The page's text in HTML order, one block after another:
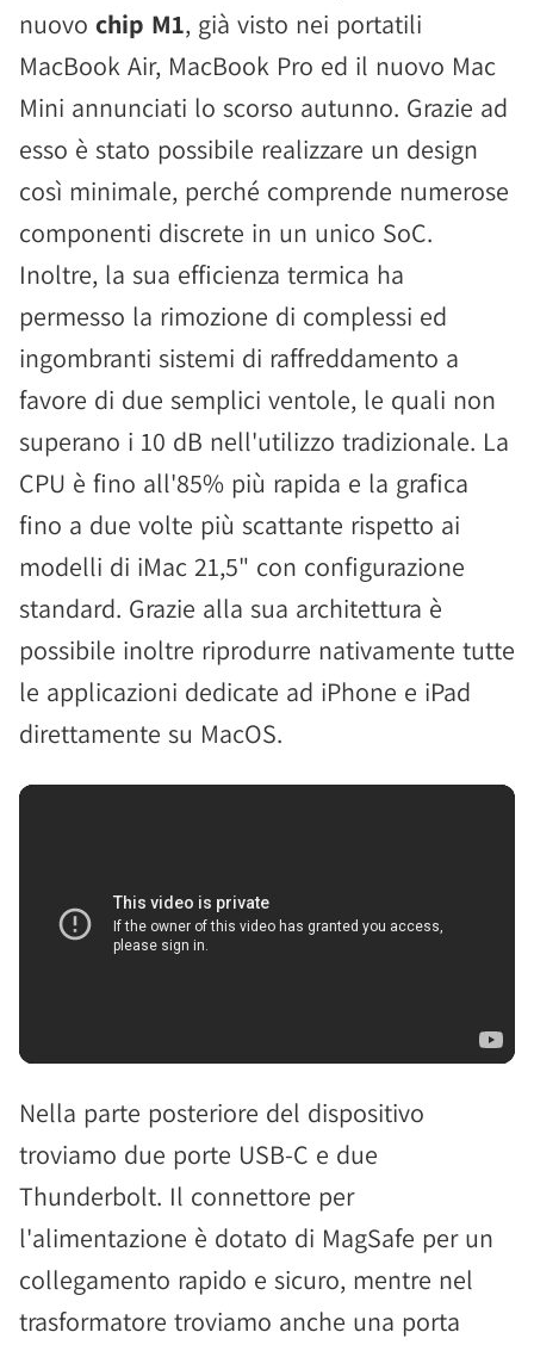
nuovo chip M1, già visto nei portatili
MacBook Air, MacBook Pro ed il nuovo Mac
Mini annunciati lo scorso autunno. Grazie ad
esso è stato possibile realizzare un design
così minimale, perché comprende numerose
componenti discrete in un unico SoC.
Inoltre, la sua efficienza termica ha
permesso la rimozione di complessi ed
ingombranti sistemi di raffreddamento a
favore di due semplici ventole, le quali non
superano i 10 dB nell'utilizzo tradizionale. La
CPU è fino all'85% più rapida e la grafica
fino a due volte più scattante rispetto ai
modelli di iMac 21,5" con configurazione
standard. Grazie alla sua architettura è
possibile inoltre riprodurre nativamente tutte
le applicazioni dedicate ad iPhone e iPad
direttamente su MacOS.
Nella parte posteriore del dispositivo
troviamo due porte USB-C e due
Thunderbolt. Il connettore per
l'alimentazione è dotato di MagSafe per un
collegamento rapido e sicuro, mentre nel
trasformatore troviamo anche una porta